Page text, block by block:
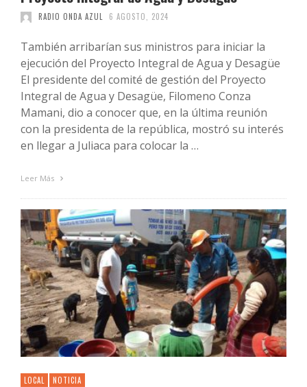
RADIO ONDA AZUL 6 AGOSTO, 2024
También arribarían sus ministros para iniciar la
ejecución del Proyecto Integral de Agua y Desagüe
El presidente del comité de gestión del Proyecto
Integral de Agua y Desagüe, Filomeno Conza
Mamani, dio a conocer que, en la última reunión
con la presidenta de la república, mostró su interés
en llegar a Juliaca para colocar la …
Leer Más
LOCAL NOTICIA